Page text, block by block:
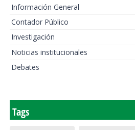
Información General
Contador Público
Investigación
Noticias institucionales
Debates
Tags